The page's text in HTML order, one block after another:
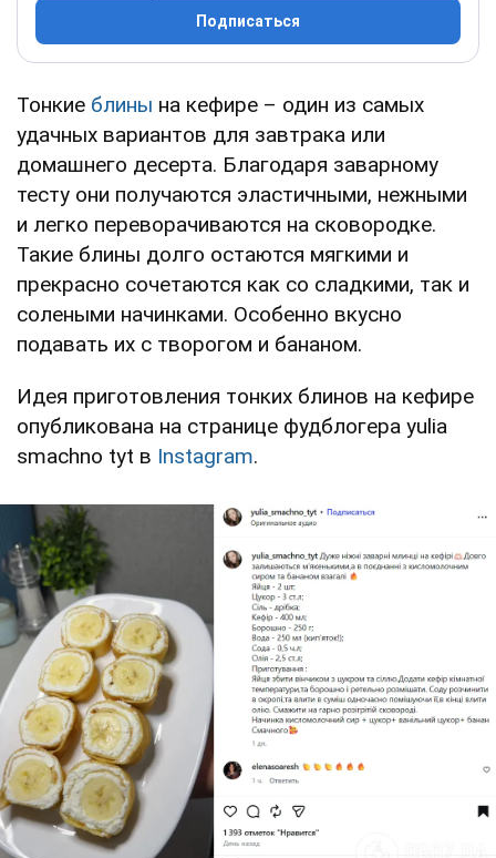
Подписаться
Тонкие блины на кефире – один из самых
удачных вариантов для завтрака или
домашнего десерта. Благодаря заварному
тесту они получаются эластичными, нежными
и легко переворачиваются на сковородке.
Такие блины долго остаются мягкими и
прекрасно сочетаются как со сладкими, так и
солеными начинками. Особенно вкусно
подавать их с творогом и бананом.
Идея приготовления тонких блинов на кефире
опубликована на странице фудблогера yulia
smachno tyt в Instagram.